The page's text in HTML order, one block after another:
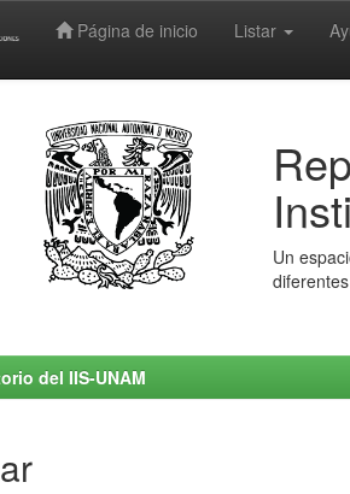
Página de inicio Listar
Un
del IIS-UNAM